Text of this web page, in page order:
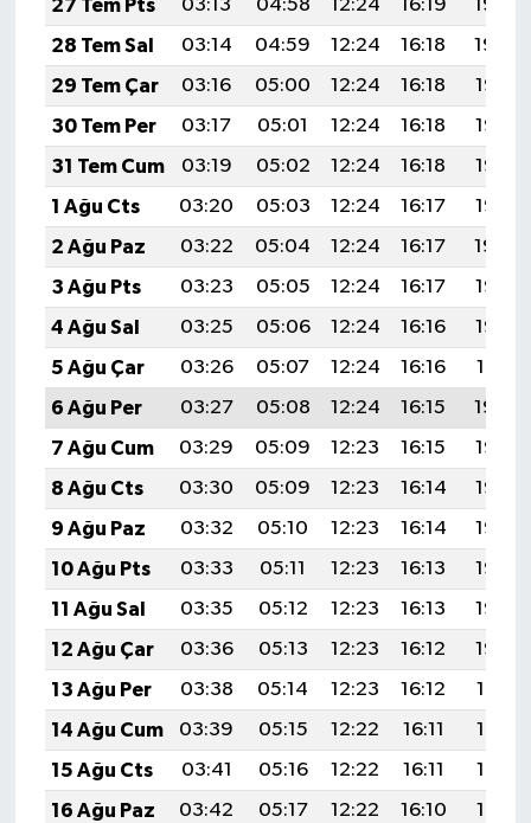
27 Tem Pts
03:13 04:58 12:24 16:19
19:40
28 Tem Sal
03:14 04:59 12:24 16:18
19:39
29 Tem Çar
03:16 05:00 12:24 16:18
19:38
30 Tem Per
03:17 05:01 12:24 16:18
19:37
31 Tem Cum
03:19 05:02 12:24 16:18
19:36
1 Ağu Cts
03:20 05:03 12:24 16:17
19:35
2 Ağu Paz
03:22 05:04 12:24 16:17
19:34
3 Ağu Pts
03:23 05:05 12:24 16:17
19:33
4 Ağu Sal
03:25 05:06 12:24 16:16
19:32
5 Ağu Çar
03:26 05:07 12:24 16:16
19:31
6 Ağu Per
03:27 05:08 12:24 16:15
19:30
7 Ağu Cum
03:29 05:09 12:23 16:15
19:28
8 Ağu Cts
03:30 05:09 12:23 16:14
19:27
9 Ağu Paz
03:32 05:10 12:23 16:14
19:26
10 Ağu Pts
03:33 05:11 12:23 16:13
19:25
11 Ağu Sal
03:35 05:12 12:23 16:13
19:23
12 Ağu Çar
03:36 05:13 12:23 16:12
19:22
13 Ağu Per
03:38 05:14 12:23 16:12
19:21
14 Ağu Cum
03:39 05:15 12:22 16:11
19:19
15 Ağu Cts
03:41 05:16 12:22 16:11
19:18
16 Ağu Paz
03:42 05:17 12:22 16:10
19:17